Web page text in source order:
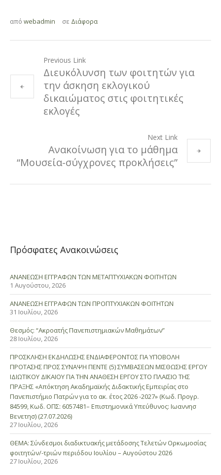
από webadmin σε Διάφορα
Previous Link
Διευκόλυνση των φοιτητών για
την άσκηση εκλογικού
δικαιώματος στις φοιτητικές
εκλογές
Next Link
Ανακοίνωση για το μάθημα
“Μουσεία-σύγχρονες προκλήσεις”
Πρόσφατες Ανακοινώσεις
ΑΝΑΝΕΩΣΗ ΕΓΓΡΑΦΩΝ ΤΩΝ ΜΕΤΑΠΤΥΧΙΑΚΩΝ ΦΟΙΤΗΤΩΝ
1 Αυγούστου, 2026
ΑΝΑΝΕΩΣΗ ΕΓΓΡΑΦΩΝ ΤΩΝ ΠΡΟΠΤΥΧΙΑΚΩΝ ΦΟΙΤΗΤΩΝ
31 Ιουλίου, 2026
Θεσμός: “Ακροατής Πανεπιστημιακών Μαθημάτων”
28 Ιουλίου, 2026
ΠΡΟΣΚΛΗΣΗ ΕΚΔΗΛΩΣΗΣ ΕΝΔΙΑΦΕΡΟΝΤΟΣ ΓΙΑ ΥΠΟΒΟΛΗ
ΠΡΟΤΑΣΗΣ ΠΡΟΣ ΣΥΝΑΨΗ ΠΕΝΤΕ (5) ΣΥΜΒΑΣΕΩΝ ΜΙΣΘΩΣΗΣ ΕΡΓΟΥ
ΙΔΙΩΤΙΚΟΥ ΔΙΚΑΙΟΥ ΓΙΑ ΤΗΝ ΑΝΑΘΕΣΗ ΕΡΓΟΥ ΣΤΟ ΠΛΑΙΣΙΟ ΤΗΣ
ΠΡΑΞΗΣ «Απόκτηση Ακαδημαϊκής Διδακτικής Εμπειρίας στο
Πανεπιστήμιο Πατρών για το ακ. έτος 2026 -2027» (Κωδ. Προγρ.
84599, Κωδ. ΟΠΣ: 6057481– Επιστημονικά Υπεύθυνος: Ιωαννησ
Βενετησ) (27.07.2026)
27 Ιουλίου, 2026
ΘΕΜΑ: Σύνδεσμοι διαδικτυακής μετάδοσης Τελετών Ορκωμοσίας
φοιτητών/-τριών περιόδου Ιουλίου – Αυγούστου 2026
27 Ιουλίου, 2026